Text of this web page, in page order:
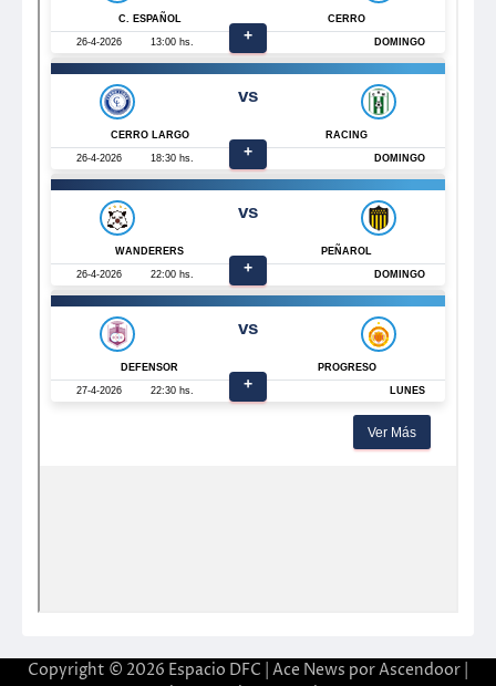
Copyright © 2026 Espacio DFC | Ace News porAscendoor